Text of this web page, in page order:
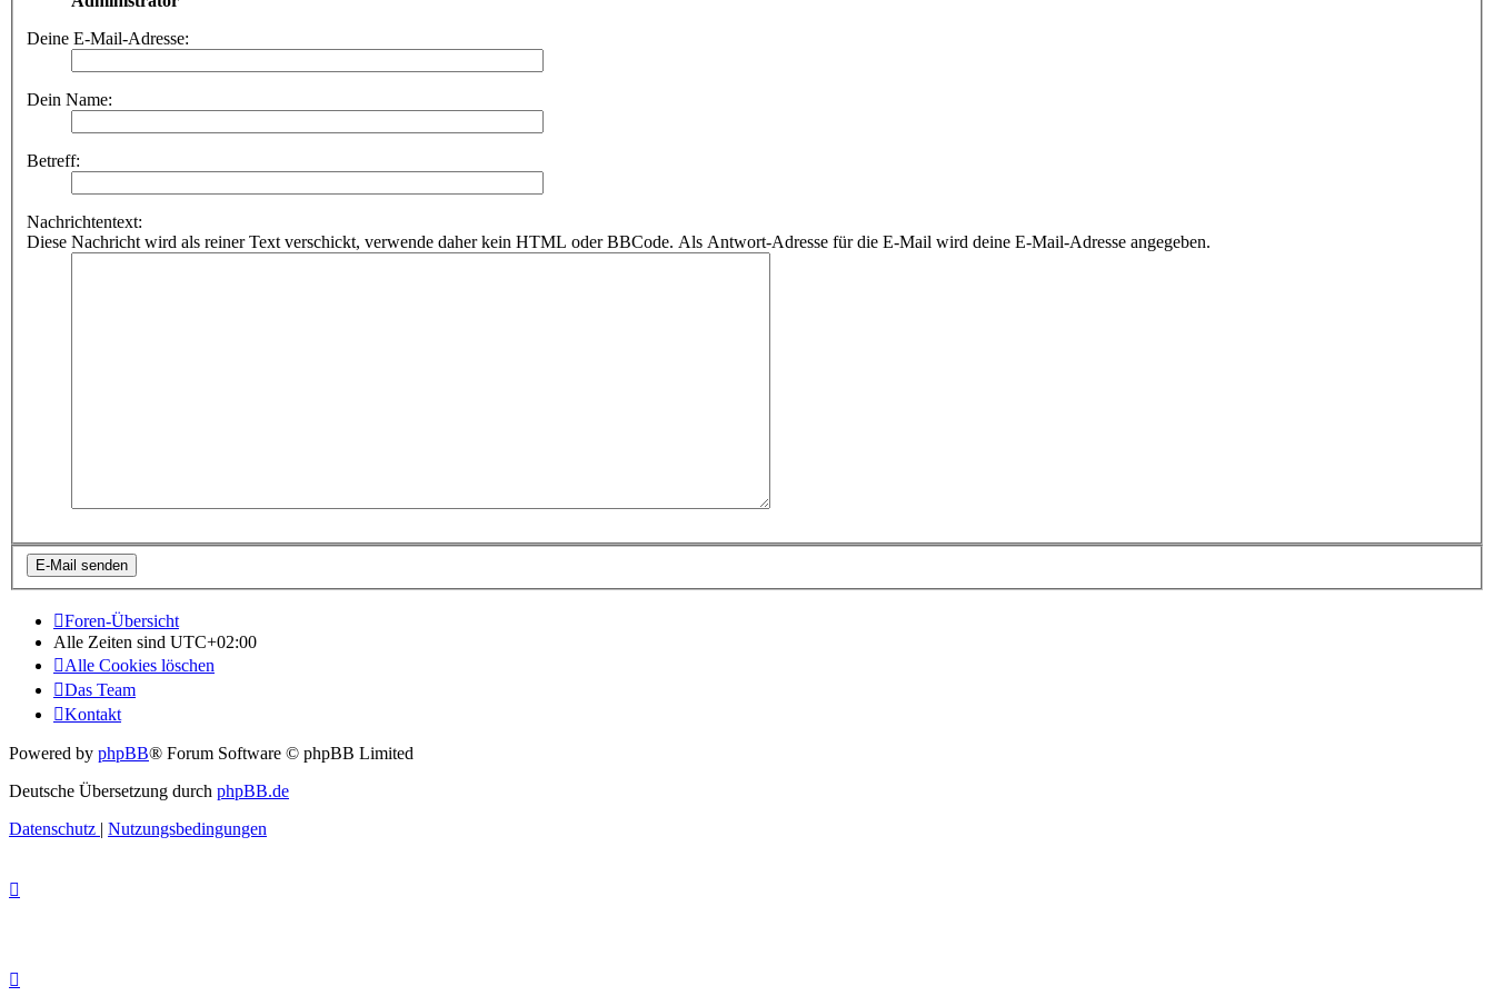
Deine E-Mail-Adresse:
Dein Name:
Betreff:
Nachrichtentext:
Diese Nachricht wird als reiner Text verschickt, verwende daher kein HTML oder BBCode. Als Antwort-Adresse für die E-Mail wird deine E-Mail-Adresse angegeben.
Foren-Übersicht
Alle Zeiten sind UTC+02:00
Alle Cookies löschen
Das Team
Kontakt
Powered by phpBB® Forum Software © phpBB Limited
Deutsche Übersetzung durch phpBB.de
Datenschutz | Nutzungsbedingungen